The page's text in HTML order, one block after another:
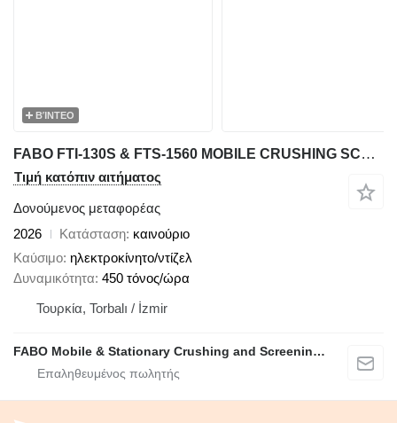
ΒΊΝΤΕΟ
FABO FTI-130S & FTS-1560 MOBILE CRUSHING SCREENING PLANT
Τιμή κατόπιν αιτήματος
Δονούμενος μεταφορέας
2026
Κατάσταση καινούριο
Καύσιμο ηλεκτροκίνητο/ντίζελ
Δυναμικότητα 450 τόνος/ώρα
Τουρκία, Torbalı / İzmir
FABO Mobile & Stationary Crushing and Screening Plants | Concrete Batching Plants Manufacturer